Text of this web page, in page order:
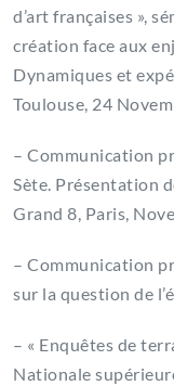
d’art françaises »,
création face aux
Dynamiques et
Toulouse, 24
– Communication
Sète. Présentation
Grand 8, Paris,
– Communication
sur la question de
– « Enquêtes de
Nationale